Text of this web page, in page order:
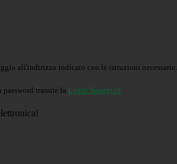
all'indirizzo indicato con le istruzioni necessarie.
password tramite la Login Spaggiari